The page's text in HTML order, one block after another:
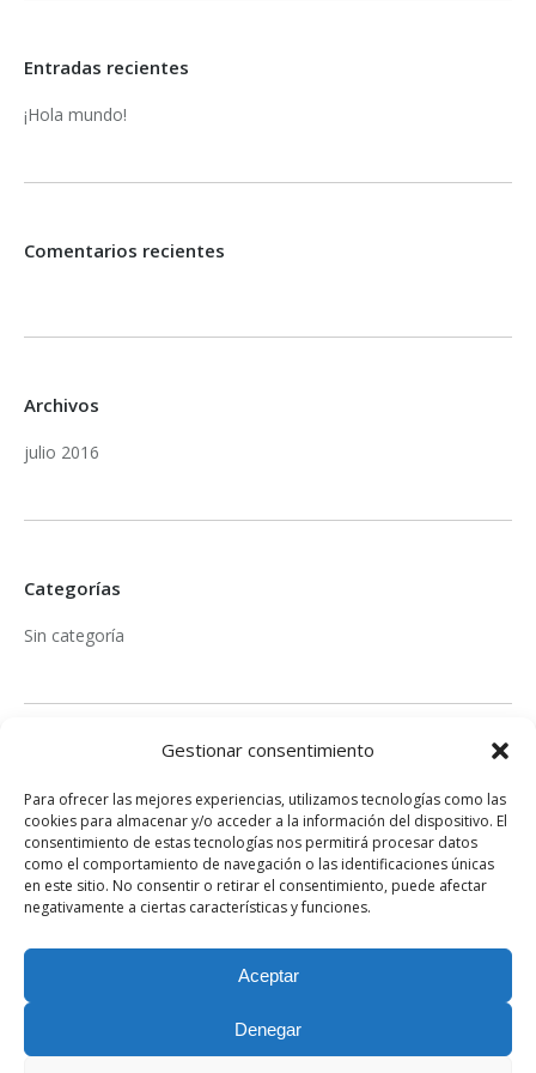
Gestionar consentimiento
Para ofrecer las mejores experiencias, utilizamos tecnologías como las
cookies para almacenar y/o acceder a la información del dispositivo. El
consentimiento de estas tecnologías nos permitirá procesar datos
como el comportamiento de navegación o las identificaciones únicas
en este sitio. No consentir o retirar el consentimiento, puede afectar
negativamente a ciertas características y funciones.
Aceptar
Denegar
Entradas recientes
¡Hola mundo!
Comentarios recientes
Archivos
julio 2016
Categorías
Sin categoría
Acceder
Feed de entradas
Feed de comentarios
WordPress.org